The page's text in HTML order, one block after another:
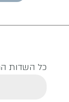
כל השדות